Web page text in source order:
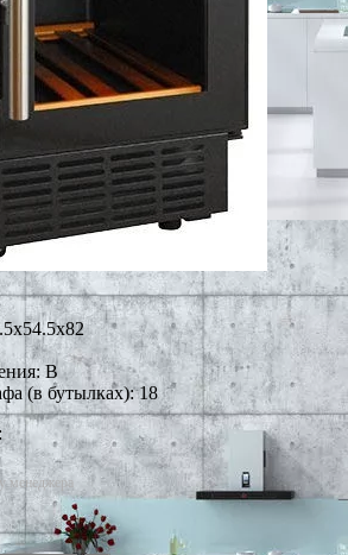
B
(в бутылках): 18
менеджера